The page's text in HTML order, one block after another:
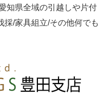
知県全域の引越しや片付
採/家具組立/その他何でも